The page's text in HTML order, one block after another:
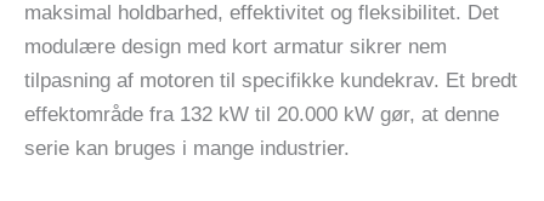
maksimal holdbarhed, effektivitet og fleksibilitet. Det
modulære design med kort armatur sikrer nem
tilpasning af motoren til specifikke kundekrav. Et bredt
effektområde fra 132 kW til 20.000 kW gør, at denne
serie kan bruges i mange industrier.